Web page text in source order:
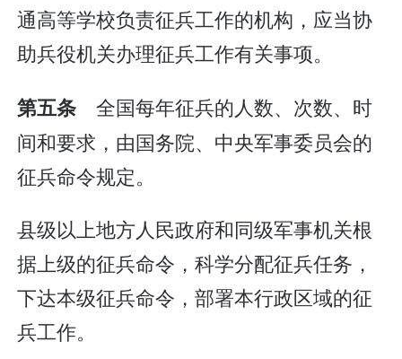
通高等学校负责征兵工作的机构，应当协
助兵役机关办理征兵工作有关事项。
第五条 全国每年征兵的人数、次数、时
间和要求，由国务院、中央军事委员会的
征兵命令规定。
县级以上地方人民政府和同级军事机关根
据上级的征兵命令，科学分配征兵任务，
下达本级征兵命令，部署本行政区域的征
兵工作。